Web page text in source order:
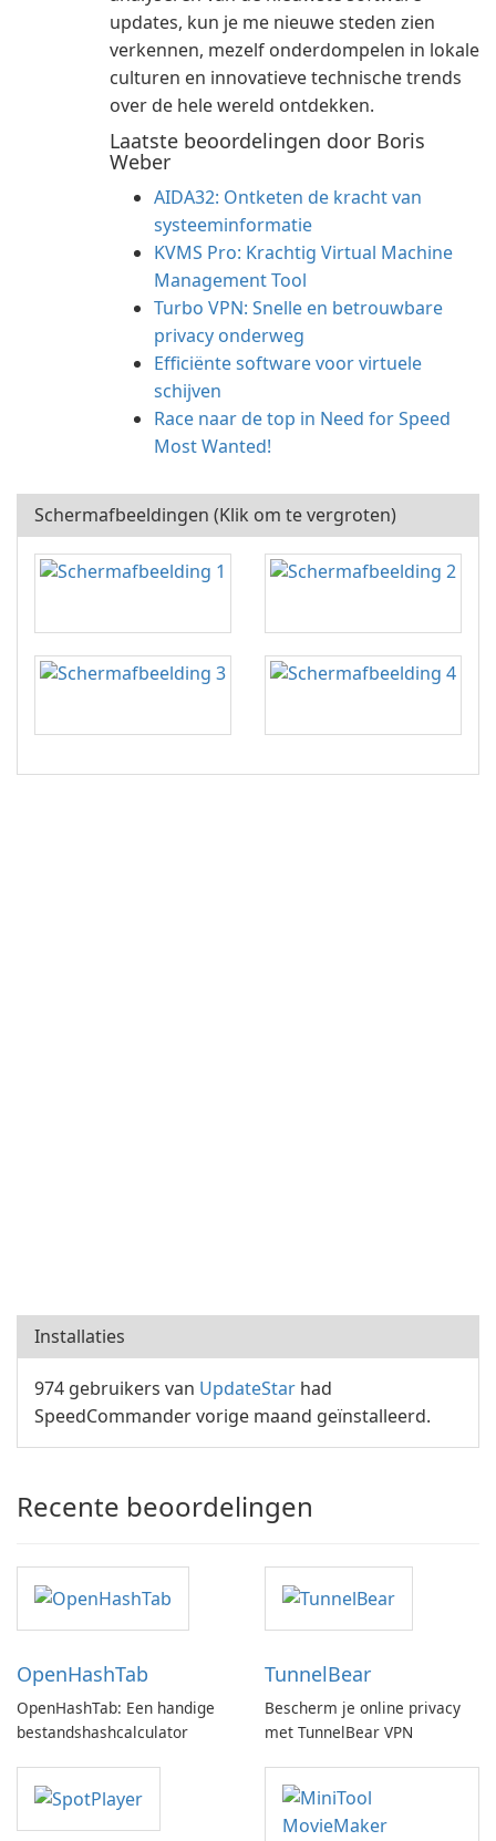
updates, kun je me nieuwe steden zien
verkennen, mezelf onderdompelen in lokale
culturen en innovatieve technische trends
over de hele wereld ontdekken.
Laatste beoordelingen door Boris
Weber
AIDA32: Ontketen de kracht van
systeeminformatie
KVMS Pro: Krachtig Virtual Machine
Management Tool
Turbo VPN: Snelle en betrouwbare
privacy onderweg
Efficiënte software voor virtuele
schijven
Race naar de top in Need for Speed
Most Wanted!
Schermafbeeldingen (Klik om te vergroten)
Installaties
974 gebruikers van UpdateStar had
SpeedCommander vorige maand geïnstalleerd.
Recente beoordelingen
OpenHashTab
OpenHashTab: Een handige
bestandshashcalculator
TunnelBear
Bescherm je online privacy
met TunnelBear VPN